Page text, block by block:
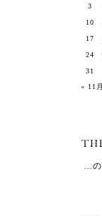
« 11月
3
10
17
24
31
…の